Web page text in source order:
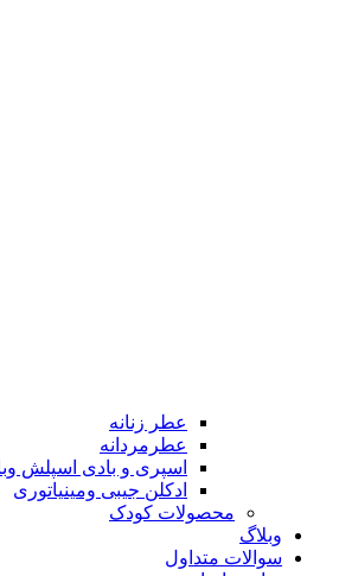
عطر زنانه
عطرمردانه
اسپری و بادی اسپلش
ادکلن جیبی ومینیاتوری
محصولات کودک
وبلاگ
سوالات متداول